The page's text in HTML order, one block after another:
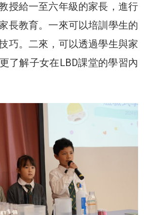
授給一至六年級的家長，進行
長教育。一來可以培訓學生的
巧。二來，可以透過學生與家
了解子女在LBD課堂的學習內